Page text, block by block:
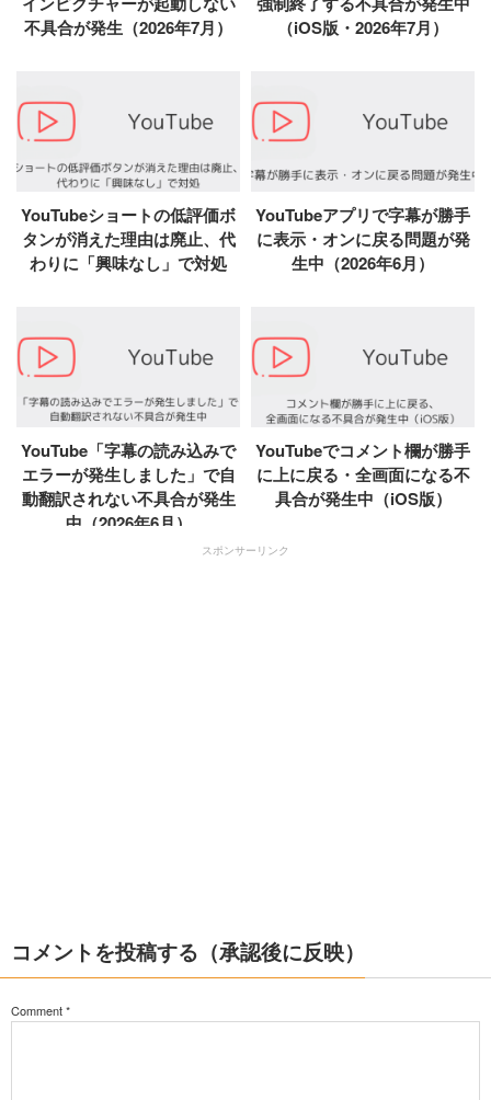
不具合が発生（2026年7月）
（iOS版・2026年7月）
YouTubeショートの低評価ボ
タンが消えた理由は廃止、代
わりに「興味なし」で対処
YouTubeアプリで字幕が勝手
に表示・オンに戻る問題が発
生中（2026年6月）
YouTube「字幕の読み込みで
エラーが発生しました」で自
動翻訳されない不具合が発生
中（2026年6月）
YouTubeでコメント欄が勝手
に上に戻る・全画面になる不
具合が発生中（iOS版）
スポンサーリンク
コメントを投稿する（承認後に反映）
Comment*